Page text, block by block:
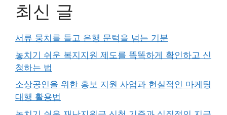
최신 글
서류 뭉치를 들고 은행 문턱을 넘는 기분
놓치기 쉬운 복지지원 제도를 똑똑하게 확인하고 신
청하는 법
소상공인을 위한 홍보 지원 사업과 현실적인 마케팅
대행 활용법